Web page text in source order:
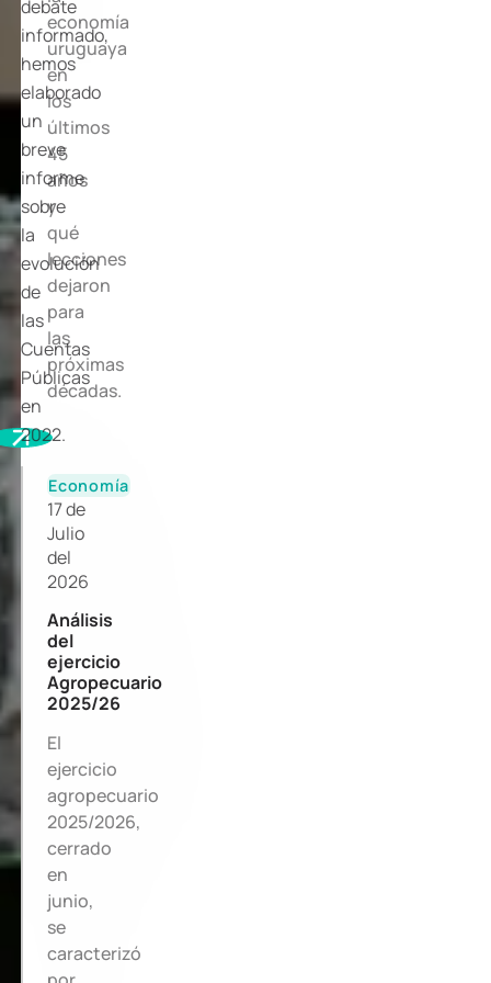
debate
informado,
hemos
elaborado
un
breve
informe
sobre
la
evolución
de
las
Cuentas
Públicas
en
2022.
economía
uruguaya
en
los
últimos
45
años
y
qué
lecciones
dejaron
para
las
próximas
décadas.
Economía
17 de
Julio
del
2026
Análisis
del
ejercicio
Agropecuario
2025/26
El
ejercicio
agropecuario
2025/2026,
cerrado
en
junio,
se
caracterizó